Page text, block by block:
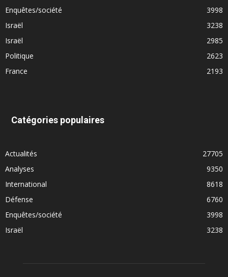
Enquêtes/société
3998
Israël
3238
Israël
2985
Politique
2623
France
2193
Catégories populaires
Actualités
27705
Analyses
9350
International
8618
Défense
6760
Enquêtes/société
3998
Israël
3238